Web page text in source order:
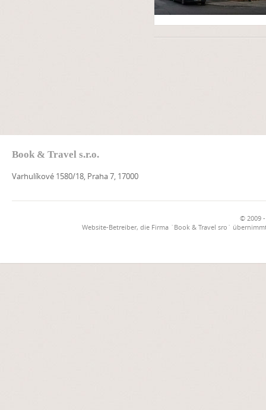
Book & Travel s.r.o.
Varhulíkové 1580/18, Praha 7, 17000
© 2009
Website-Betreiber, die Firma `Book & Travel sro`